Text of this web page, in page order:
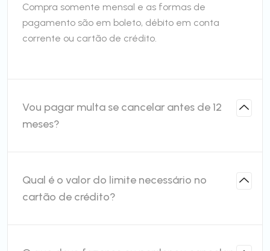
Compra somente mensal e as formas de
pagamento são em boleto, débito em conta
corrente ou cartão de crédito.
Vou pagar multa se cancelar antes de 12
meses?
Qual é o valor do limite necessário no
cartão de crédito?